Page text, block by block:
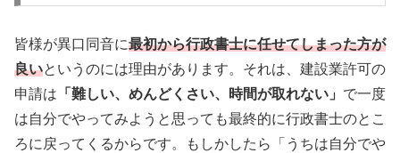
皆様が異口同音に最初から行政書士に任せてしまった方が
良いというのには理由があります。それは、建設業許可の
申請は 「難しい、めんどくさい、時間が取れない」 で一度
は自分でやってみようと思っても最終的に行政書士のとこ
ろに戻ってくるからです。もしかしたら「うちは自分でや